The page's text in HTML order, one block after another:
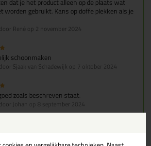
dat je het product alleen op de plaats wat
worden gebruikt. Kans op doffe plekken als je
René op 2 november 2024
schoonmaken
Sjaak van Schadewijk op 7 oktober 2024
zoals beschreven staat.
Johan op 8 september 2024
Room op 17 april 2024